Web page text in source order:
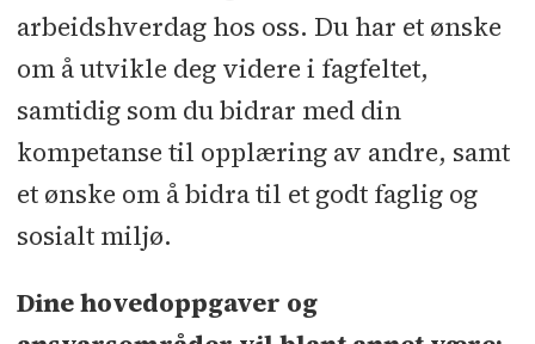
arbeidshverdag hos oss. Du har et ønske
om å utvikle deg videre i fagfeltet,
samtidig som du bidrar med din
kompetanse til opplæring av andre, samt
et ønske om å bidra til et godt faglig og
sosialt miljø.
Dine hovedoppgaver og